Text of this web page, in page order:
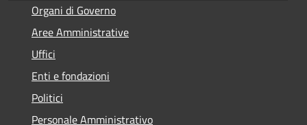
Organi di Governo
Aree Amministrative
Uffici
Enti e fondazioni
Politici
Personale Amministrativo